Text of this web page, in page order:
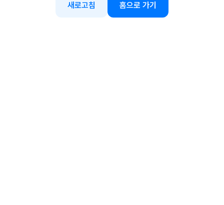
새로고침 홈으로 가기